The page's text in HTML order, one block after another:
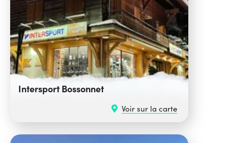
Intersport Bossonnet
Voir sur la carte